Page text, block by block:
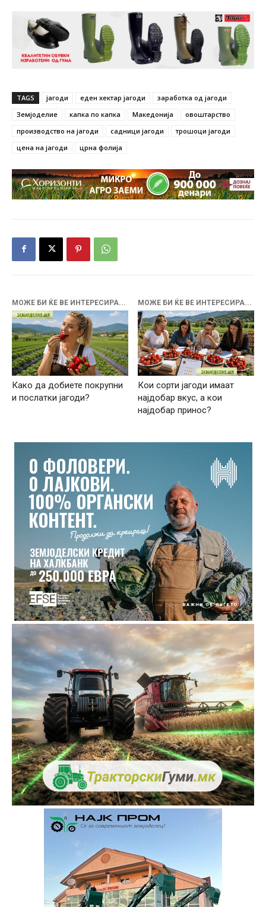
TAGS јагоди еден хектар јагоди
заработка од јагоди
Земјоделие
капка по капка Македонија
овоштарство
производство на јагоди
садници јагоди
трошоци јагоди
цена на јагоди
црна фолија
МОЖЕ БИ ЌЕ ВЕ ИНТЕРЕСИРА...
Како да добиете покрупни
и послатки јагоди?
МОЖЕ БИ ЌЕ ВЕ ИНТЕРЕСИРА...
Кои сорти јагоди имаат
најдобар вкус, а кои
најдобар принос?